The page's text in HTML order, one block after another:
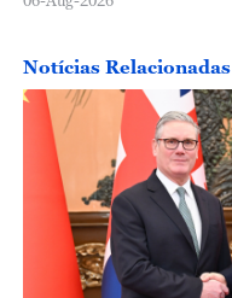
Notícias Relacionadas